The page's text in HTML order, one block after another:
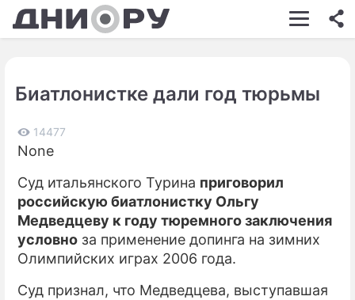
ШОУ-БИЗНЕС
КИНО
ЭКОНОМИКА
ПРОИСШЕСТВИЯ
СОННИК
СТИЛЬ ЖИЗНИ
Биатлонистке дали год тюрьмы
14477
None
Суд итальянского Турина приговорил
российскую биатлонистку Ольгу
Медведцеву к году тюремного заключения
условно за применение допинга на зимних
Олимпийских играх 2006 года.
Суд признал, что Медведцева, выступавшая